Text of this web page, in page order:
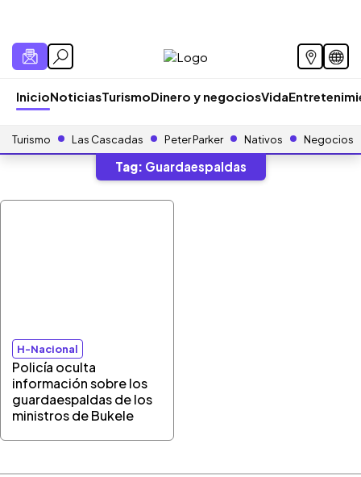
InicioNoticiasTurismoDinero y negociosVida
Turismo Las Cascadas Peter Parker Nativos Negocios
Tag: Guardaespaldas
H-Nacional
Policía oculta
información sobre los
guardaespaldas de los
ministros de Bukele